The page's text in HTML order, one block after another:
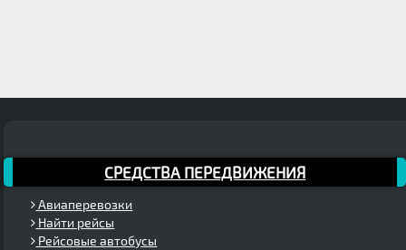
СРЕДСТВА ПЕРЕДВИЖЕНИЯ
Авиаперевозки
Найти рейсы
Рейсовые автобусы